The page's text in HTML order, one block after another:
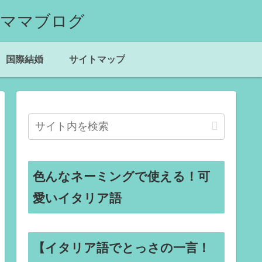
国際結婚 サイトマップ
色んなネーミングで使える！可
愛いイタリア語
【イタリア語でとっさの一言！